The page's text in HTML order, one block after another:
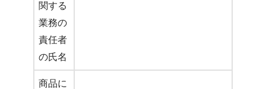
関する
業務の
責任者
の氏名
商品に